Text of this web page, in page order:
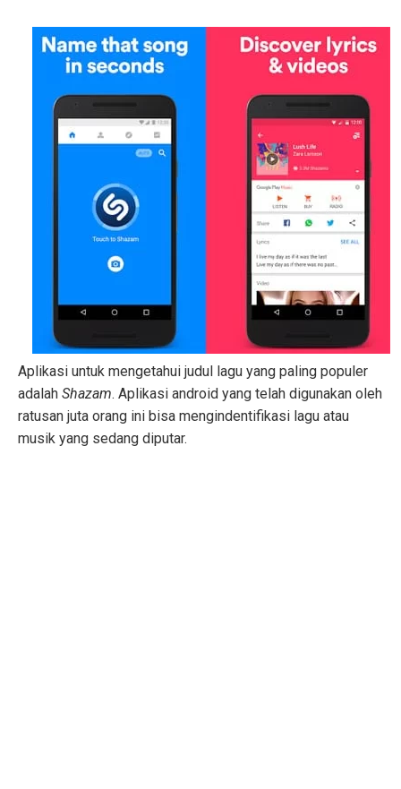
Aplikasi untuk mengetahui judul lagu yang paling populer
adalah Shazam. Aplikasi android yang telah digunakan oleh
ratusan juta orang ini bisa mengindentifikasi lagu atau
musik yang sedang diputar.